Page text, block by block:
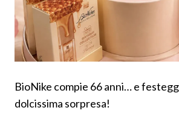
BioNike compie 66 anni… e
dolcissima sorpresa!